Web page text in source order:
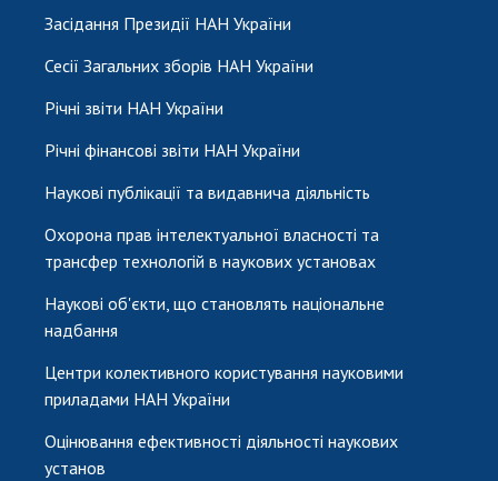
Засідання Президії НАН України
Сесії Загальних зборів НАН України
Річні звіти НАН України
Річні фінансові звіти НАН України
Наукові публікації та видавнича діяльність
Охорона прав інтелектуальної власності та
трансфер технологій в наукових установах
Наукові об'єкти, що становлять національне
надбання
Центри колективного користування науковими
приладами НАН України
Оцінювання ефективності діяльності наукових
установ